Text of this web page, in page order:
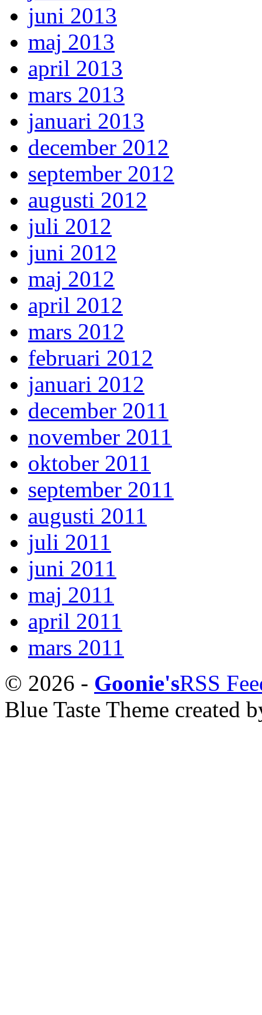
juni 2013
maj 2013
april 2013
mars 2013
januari 2013
december 2012
september 2012
augusti 2012
juli 2012
juni 2012
maj 2012
april 2012
mars 2012
februari 2012
januari 2012
december 2011
november 2011
oktober 2011
september 2011
augusti 2011
juli 2011
juni 2011
maj 2011
april 2011
mars 2011
© 2026 - Goonie'sRSS
Blue Taste Theme created